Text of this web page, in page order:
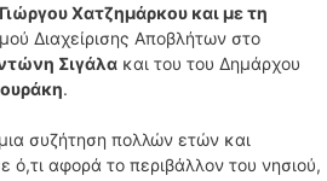
Χατζημάρκου και με τη
Διαχείρισης Αποβλήτων στο
Σιγάλα και του του Δημάρχου
.
συζήτηση πολλών ετών και
ό,τι αφορά το περιβάλλον του νησιού,